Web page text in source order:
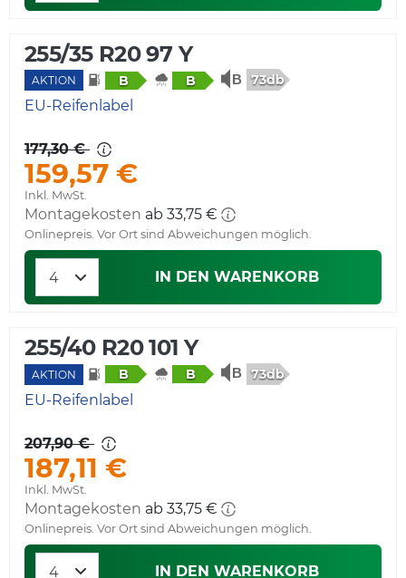
255/35 R20 97 Y
AKTION B B 73db
EU-Reifenlabel
177,30 €
159,57 €
Inkl. MwSt.
Montagekosten ab 33,75 €
Onlinepreis. Vor Ort sind Abweichungen möglich.
IN DEN WARENKORB
255/40 R20 101 Y
AKTION B B 73db
EU-Reifenlabel
207,90 €
187,11 €
Inkl. MwSt.
Montagekosten ab 33,75 €
Onlinepreis. Vor Ort sind Abweichungen möglich.
IN DEN WARENKORB